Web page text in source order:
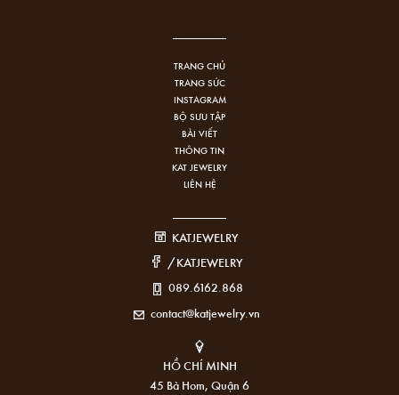
TRANG CHỦ
TRANG SỨC
INSTAGRAM
BỘ SƯU TẬP
BÀI VIẾT
THÔNG TIN
KAT JEWELRY
LIÊN HỆ
KATJEWELRY
/KATJEWELRY
089.6162.868
contact@katjewelry.vn
HỒ CHÍ MINH
45 Bà Hom, Quận 6